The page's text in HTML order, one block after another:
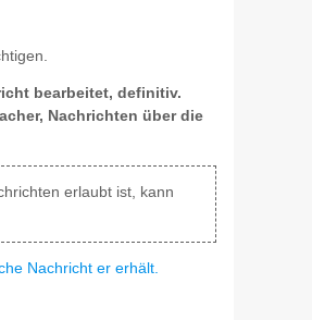
bearbeitet, definitiv.
Nachrichten über die
erlaubt ist, kann
Nachricht er erhält.